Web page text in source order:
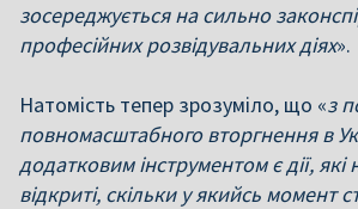
зосереджується на сильно
професійних розвідувальних діях».
Натомість тепер зрозуміло, що «з
повномасштабного вторгнення в
додатковим інструментом є дії, які
відкриті, скільки у якийсь момент